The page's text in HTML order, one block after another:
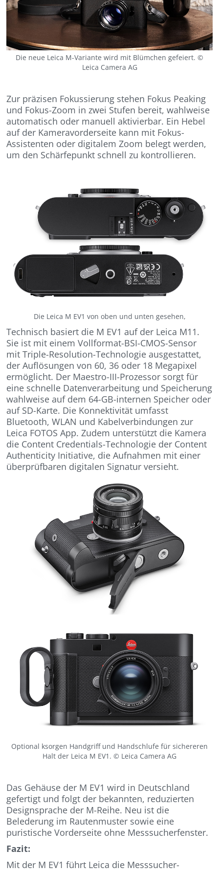
Die neue Leica M-Variante wird mit Blümchen gefeiert. ©
Leica Camera AG
Zur präzisen Fokussierung stehen Fokus Peaking
und Fokus-Zoom in zwei Stufen bereit, wahlweise
automatisch oder manuell aktivierbar. Ein Hebel
auf der Kameravorderseite kann mit Fokus-
Assistenten oder digitalem Zoom belegt werden,
um den Schärfepunkt schnell zu kontrollieren.
Die Leica M EV1 von oben und unten gesehen,
Technisch basiert die M EV1 auf der Leica M11.
Sie ist mit einem Vollformat-BSI-CMOS-Sensor
mit Triple-Resolution-Technologie ausgestattet,
der Auflösungen von 60, 36 oder 18 Megapixel
ermöglicht. Der Maestro-III-Prozessor sorgt für
eine schnelle Datenverarbeitung und Speicherung
wahlweise auf dem 64-GB-internen Speicher oder
auf SD-Karte. Die Konnektivität umfasst
Bluetooth, WLAN und Kabelverbindungen zur
Leica FOTOS App. Zudem unterstützt die Kamera
die Content Credentials-Technologie der Content
Authenticity Initiative, die Aufnahmen mit einer
überprüfbaren digitalen Signatur versieht.
Optional ksorgen Handgriff und Handschlufe für sichereren
Halt der Leica M EV1. © Leica Camera AG
Das Gehäuse der M EV1 wird in Deutschland
gefertigt und folgt der bekannten, reduzierten
Designsprache der M-Reihe. Neu ist die
Belederung im Rautenmuster sowie eine
puristische Vorderseite ohne Messsucherfenster.
Fazit:
Mit der M EV1 führt Leica die Messsucher-